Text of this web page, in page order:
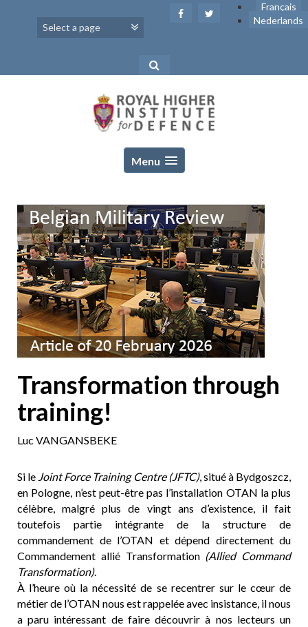
Français
Nederlands
Menu
Transformation through
training!
Luc VANGANSBEKE
Si le Joint Force Training Centre (JFTC), situé à Bydgoszcz,
en Pologne, n’est peut-être pas l’installation OTAN la plus
célèbre, malgré plus de vingt ans d’existence, il fait
toutefois partie intégrante de la structure de
commandement de l’OTAN et dépend directement du
Commandement allié Transformation (Allied Command
Transformation).
À l’heure où la nécessité de se recentrer sur le cœur de
métier de l’OTAN nous est rappelée avec insistance, il nous
a paru intéressant de faire découvrir à nos lecteurs un